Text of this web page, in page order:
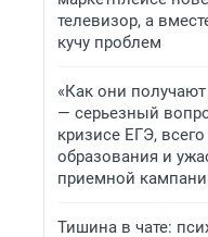
телевизор, а
кучу проблем
«Как они
— серьезный
кризисе ЕГЭ, всего
образования и
приемной
Тишина в чате: